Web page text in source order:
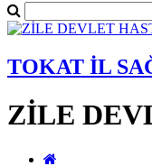
TOKAT İL
ZİLE